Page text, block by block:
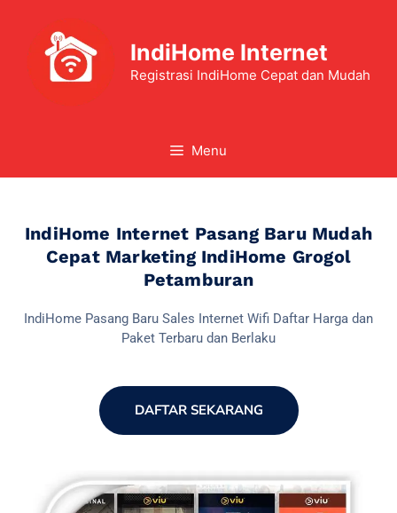
IndiHome Internet
Registrasi IndiHome Cepat dan Mudah
Menu
IndiHome Internet Pasang Baru Mudah
Cepat Marketing IndiHome Grogol
Petamburan
IndiHome Pasang Baru Sales Internet Wifi Daftar Harga dan
Paket Terbaru dan Berlaku
DAFTAR SEKARANG